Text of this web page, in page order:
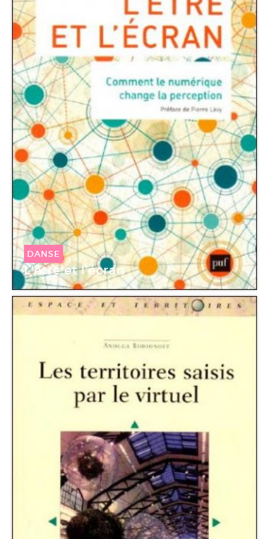
DANSE
L’être et l’écran